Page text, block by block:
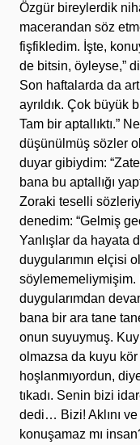
Özgür bireylerdik
macerandan söz
fişfikledim. İşte,
de bitsin, öyleyse,”
Son haftalarda da
ayrıldık. Çok büyük
Tam bir aptallıktı.”
düşünülmüş sözler
duyar gibiydim:
bana bu aptallığı
Zoraki teselli
denedim: “Gelmiş
Yanlışlar da hayata
duygularımın elçisi
söylememeliymişim.
duygularımdan
bana bir ara tane
onun suyuymuş.
olmazsa da kuyu kör
hoşlanmıyordun,
tıkadı. Senin bizi
dedi… Bizi! Aklını
konuşamaz mı